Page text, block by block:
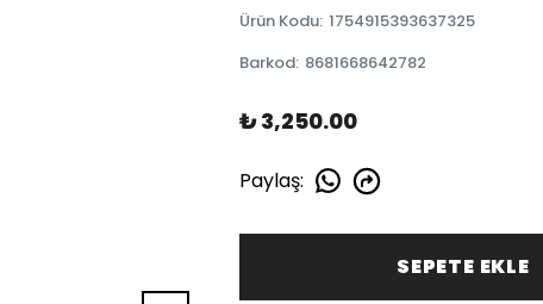
Ürün Kodu: 1754915393637325
Barkod: 8681668642782
₺ 3,250.00
Paylaş:
SEPETE EKLE